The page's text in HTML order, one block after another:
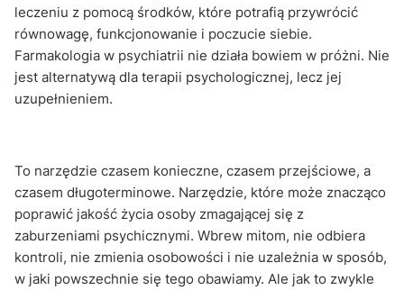
leczeniu z pomocą środków, które potrafią przywrócić
równowagę, funkcjonowanie i poczucie siebie.
Farmakologia w psychiatrii nie działa bowiem w próżni. Nie
jest alternatywą dla terapii psychologicznej, lecz jej
uzupełnieniem.
To narzędzie czasem konieczne, czasem przejściowe, a
czasem długoterminowe. Narzędzie, które może znacząco
poprawić jakość życia osoby zmagającej się z
zaburzeniami psychicznymi. Wbrew mitom, nie odbiera
kontroli, nie zmienia osobowości i nie uzależnia w sposób,
w jaki powszechnie się tego obawiamy. Ale jak to zwykle